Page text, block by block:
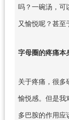
吗？一碗汤，可
又愉悦呢？甚至
字母圈的疼痛本
关于疼痛，很多
愉悦感。但是我
多巴胺的作用应